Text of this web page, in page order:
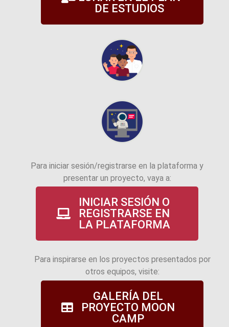
DE ESTUDIOS
Para iniciar sesión/registrarse en la plataforma y
presentar un proyecto, vaya a:
INICIAR SESIÓN O
REGISTRARSE EN
LA PLATAFORMA
Para inspirarse en los proyectos presentados por
otros equipos, visite:
GALERÍA DEL
PROYECTO MOON
CAMP